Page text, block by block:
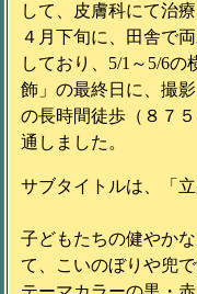
して、皮膚科にて治
４月下旬に、田舎で
しており、5/1～5/6
飾」の最終日に、撮
の長時間徒歩（８７
通しました。
サブタイトルは、「
子どもたちの健やか
て、こいのぼりや兜